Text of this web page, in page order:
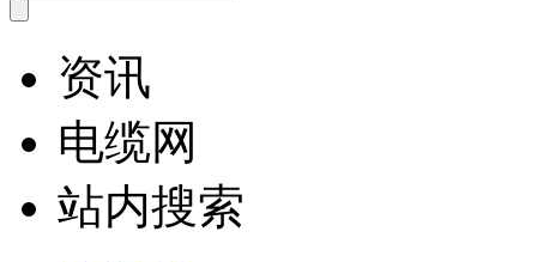
资讯
电缆网
站内搜索